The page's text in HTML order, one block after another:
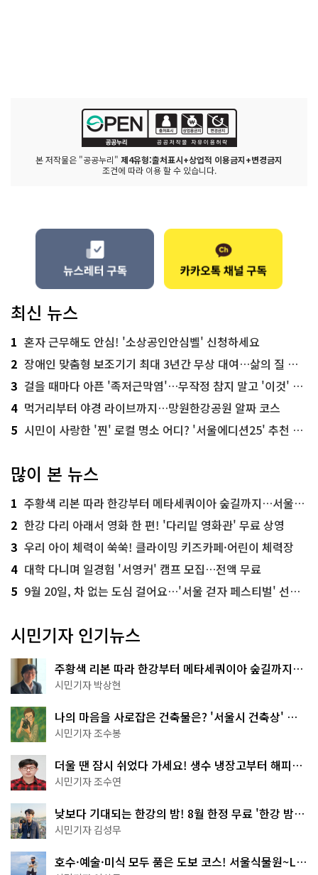
본 저작물은 "공공누리" 제4유형:출처표시+상업적 이용금지+변경금지
조건에 따라 이용 할 수 있습니다.
최신 뉴스
1 혼자 근무해도 안심! '소상공인안심벨' 신청하세요
2 장애인 맞춤형 보조기기 최대 3년간 무상 대여…삶의 질 높인다
3 걸을 때마다 아픈 '족저근막염'…무작정 참지 말고 '이것' 해보세요!
4 먹거리부터 야경 라이브까지…망원한강공원 알짜 코스
5 시민이 사랑한 '찐' 로컬 명소 어디? '서울에디션25' 추천 코스
많이 본 뉴스
1 주황색 리본 따라 한강부터 메타세쿼이아 숲길까지…서울둘레길 15코스
2 한강 다리 아래서 영화 한 편! '다리밑 영화관' 무료 상영
3 우리 아이 체력이 쑥쑥! 클라이밍 키즈카페·어린이 체력장
4 대학 다니며 일경험 '서영커' 캠프 모집…전액 무료
5 9월 20일, 차 없는 도심 걸어요…'서울 걷자 페스티벌' 선착순 5천명
시민기자 인기뉴스
주황색 리본 따라 한강부터 메타세쿼이아 숲길까지…
서울둘레길 15코스
시민기자 박상현
나의 마음을 사로잡은 건축물은? '서울시 건축상' 수
상작 공개!
시민기자 조수봉
더울 땐 잠시 쉬었다 가세요! 생수 냉장고부터 해피소
·무더위쉼터까지
시민기자 조수연
낮보다 기대되는 한강의 밤! 8월 한정 무료 '한강 밤
핑' 예약은?
시민기자 김성무
호수·예술·미식 모두 품은 도보 코스! 서울식물원~LG